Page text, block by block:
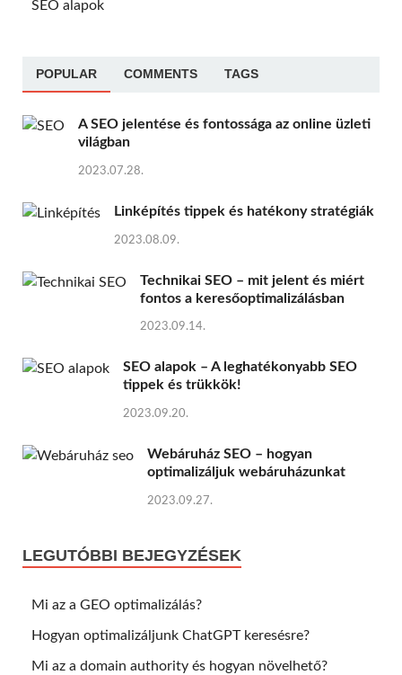
SEO alapok
POPULAR COMMENTS TAGS
A SEO jelentése és fontossága az online üzleti
világban
2023.07.28.
Linképítés tippek és hatékony stratégiák
2023.08.09.
Technikai SEO – mit jelent és miért
fontos a keresőoptimalizálásban
2023.09.14.
SEO alapok – A leghatékonyabb SEO
tippek és trükkök!
2023.09.20.
Webáruház SEO – hogyan
optimalizáljuk webáruházunkat
2023.09.27.
LEGUTÓBBI BEJEGYZÉSEK
Mi az a GEO optimalizálás?
Hogyan optimalizáljunk ChatGPT keresésre?
Mi az a domain authority és hogyan növelhető?